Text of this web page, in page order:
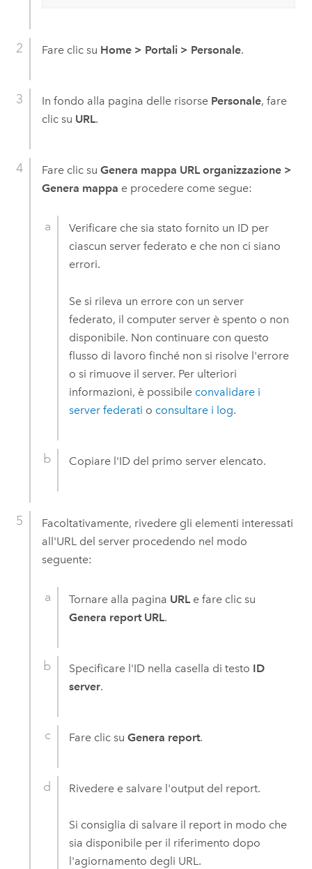
Fare clic su Home > Portali > Personale.
In fondo alla pagina delle risorse Personale, fare
clic su URL.
Fare clic su Genera mappa URL organizzazione >
Genera mappa e procedere come segue:
Verificare che sia stato fornito un ID per
ciascun server federato e che non ci siano
errori.
Se si rileva un errore con un server
federato, il computer server è spento o non
disponibile. Non continuare con questo
flusso di lavoro finché non si risolve l'errore
o si rimuove il server. Per ulteriori
informazioni, è possibile convalidare i
server federati o consultare i log.
Copiare l'ID del primo server elencato.
Facoltativamente, rivedere gli elementi interessati
all'URL del server procedendo nel modo
seguente:
Tornare alla pagina URL e fare clic su
Genera report URL.
Specificare l'ID nella casella di testo ID
server.
Fare clic suGenera report.
Rivedere e salvare l'output del report.
Si consiglia di salvare il report in modo che
sia disponibile per il riferimento dopo
l'agiornamento degli URL.